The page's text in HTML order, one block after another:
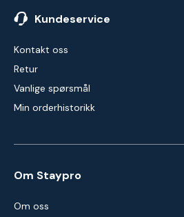
Kundeservice
Kontakt oss
Retur
Vanlige spørsmål
Min orderhistorikk
Om Staypro
Om oss